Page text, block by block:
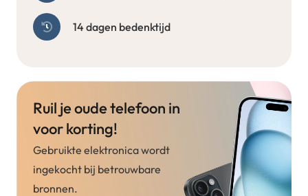
14 dagen bedenktijd
Ruil je oude telefoon in
voor korting!
Gebruikte elektronica wordt
ingekocht bij betrouwbare
bronnen.